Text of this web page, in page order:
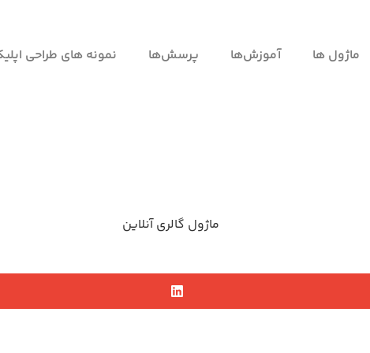
ماژول ها آموزش‌ها پرسش‌ها نمونه های طراحی